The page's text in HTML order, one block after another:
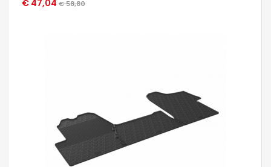
€ 47,04 € 58,80
OCCHIATA VELOCE